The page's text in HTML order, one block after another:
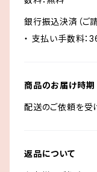
銀行振込決済（ご
・ 支払い手数料：
商品のお届け時期
配送のご依頼を受
返品について